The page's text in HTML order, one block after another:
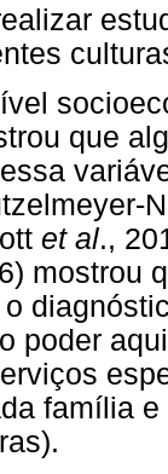
que
et al.,
mostrou
poder
família